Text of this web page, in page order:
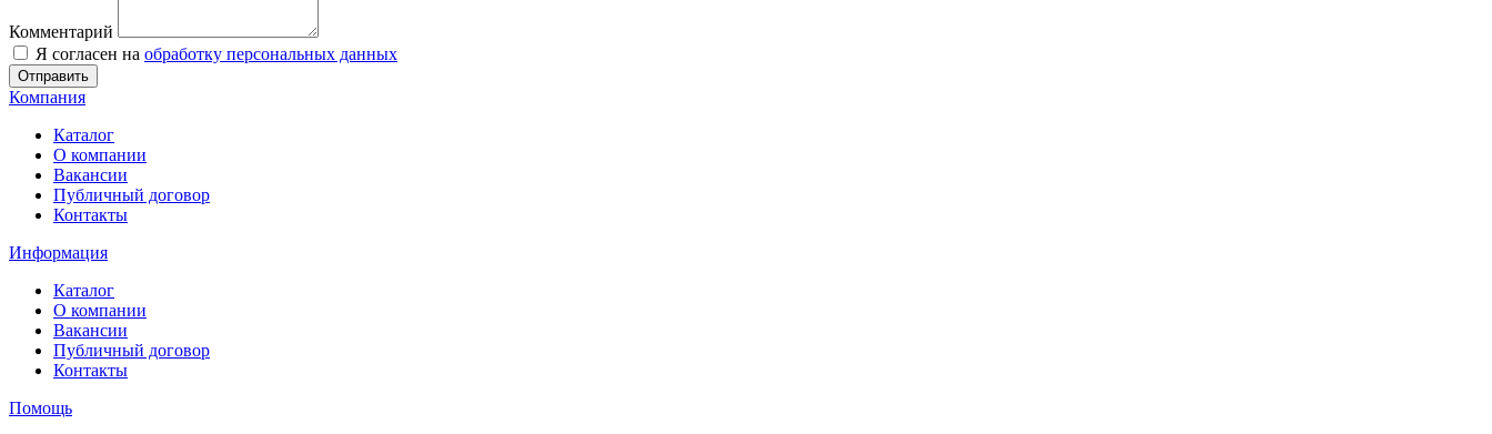
Комментарий
Я согласен на обработку персональных данных
Отправить
Компания
Каталог
О компании
Вакансии
Публичный договор
Контакты
Информация
Каталог
О компании
Вакансии
Публичный договор
Контакты
Помощь